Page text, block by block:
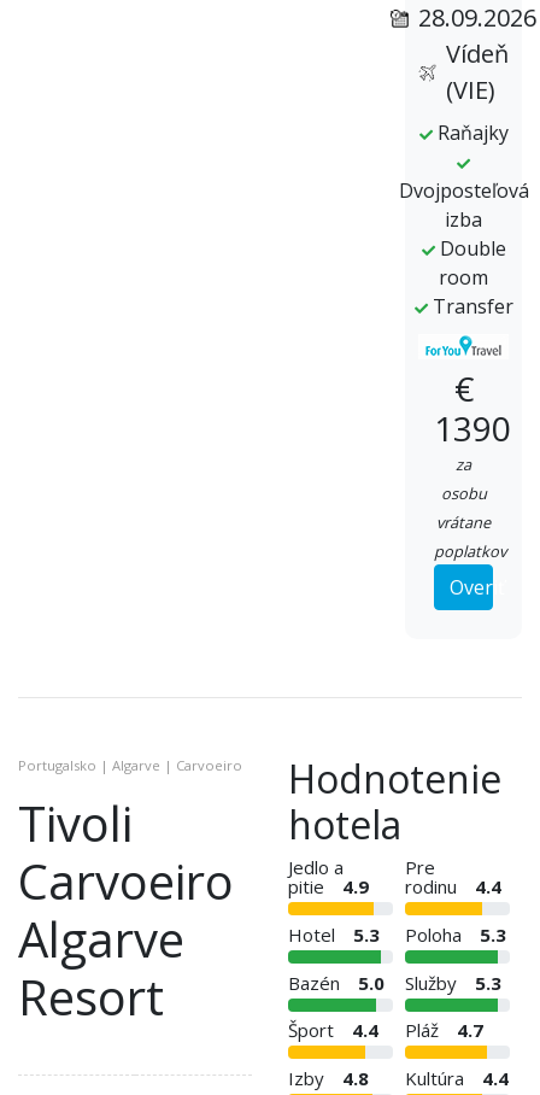
28.09.2026
Vídeň
(VIE)
Raňajky
Dvojposteľová
izba
Double
room
Transfer
€
1390
za
osobu
vrátane
poplatkov
Overiť
Portugalsko | Algarve | Carvoeiro
Tivoli
Carvoeiro
Algarve
Resort
Hodnotenie
hotela
Jedlo a
pitie
4.9
Pre
rodinu
4.4
Hotel
5.3 Poloha
5.3
Bazén
5.0 Služby
5.3
Šport
4.4 Pláž
4.7
Izby
4.8 Kultúra
4.4